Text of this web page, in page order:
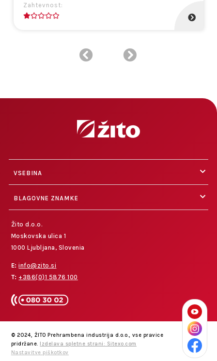
Zahtevnost:
VSEBINA
BLAGOVNE ZNAMKE
Žito d.o.o.
Moskovska ulica 1
1000 Ljubljana, Slovenia
E: info@zito.si
T: +386(0)1 5876 100
© 2024, ŽITO Prehrambena industrija d.o.o., vse pravice
pridržane. Izdelava spletne strani: Sitexo.com
Nastavitve piškotkov